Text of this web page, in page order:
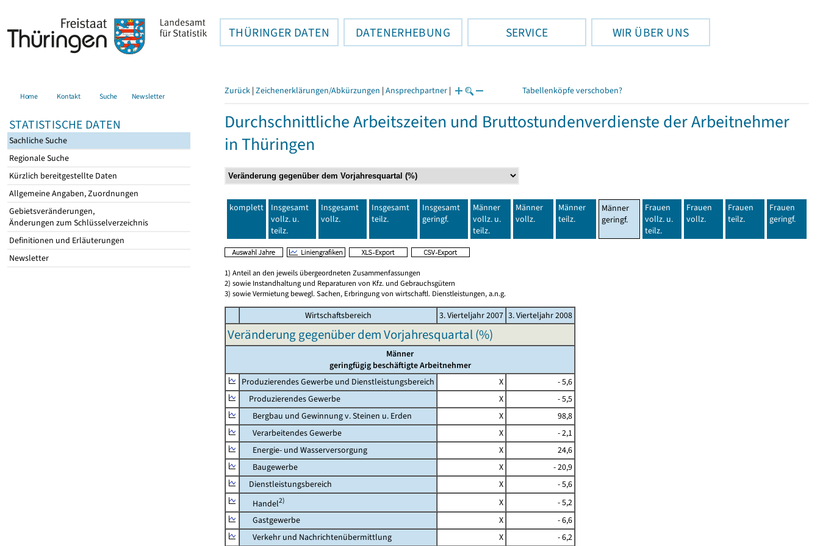
THÜRINGER DATEN DATENERHEBUNG SERVICE WIR ÜBER UNS
Home Kontakt Suche Newsletter
STATISTISCHE DATEN
Sachliche Suche
Regionale Suche
Kürzlich bereitgestellte Daten
Allgemeine Angaben, Zuordnungen
Gebietsveränderungen,
Änderungen zum Schlüsselverzeichnis
Definitionen und Erläuterungen
Newsletter
Zurück | Zeichenerklärungen/Abkürzungen | Ansprechpartner | Tabellenköpfe verschoben?
Durchschnittliche Arbeitszeiten und Bruttostundenverdienste der Arbeitnehmer
in Thüringen
komplett
Insgesamt
vollz. u.
teilz.
Insgesamt
vollz.
Insgesamt
teilz.
Insgesamt
geringf.
Männer
vollz. u.
teilz.
Männer
vollz.
Männer
teilz.
Männer
geringf.
Frauen
vollz. u.
teilz.
Frauen
vollz.
Frauen
teilz.
Frauen
geringf.
1) Anteil an den jeweils übergeordneten Zusammenfassungen
2) sowie Instandhaltung und Reparaturen von Kfz. und Gebrauchsgütern
3) sowie Vermietung bewegl. Sachen, Erbringung von wirtschaftl. Dienstleistungen, a.n.g.
Wirtschaftsbereich 3. Vierteljahr 2007 3. Vierteljahr 2008
Veränderung gegenüber dem Vorjahresquartal (%)
Männer
geringfügig beschäftigte Arbeitnehmer
Produzierendes Gewerbe und Dienstleistungsbereich
X
- 5,6
Produzierendes Gewerbe
X
- 5,5
Bergbau und Gewinnung v. Steinen u. Erden
X
98,8
Verarbeitendes Gewerbe
X
- 2,1
Energie- und Wasserversorgung
X
24,6
Baugewerbe
X
- 20,9
Dienstleistungsbereich
X
- 5,6
Handel2) X
- 5,2
Gastgewerbe
X
- 6,6
Verkehr und Nachrichtenübermittlung
X
- 6,2